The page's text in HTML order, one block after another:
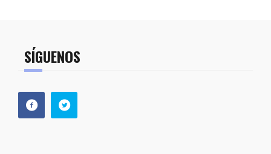
SÍGUENOS